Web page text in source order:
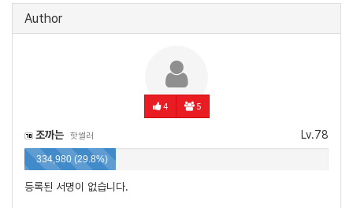
Author
4 5
Lv.78
조까는 핫썰러
334,980 (29.8%)
등록된 서명이 없습니다.